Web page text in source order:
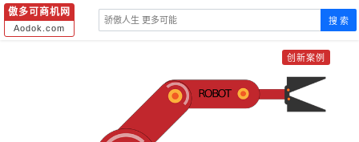
傲多可商机网
Aodok.com
搜 索
创新案例